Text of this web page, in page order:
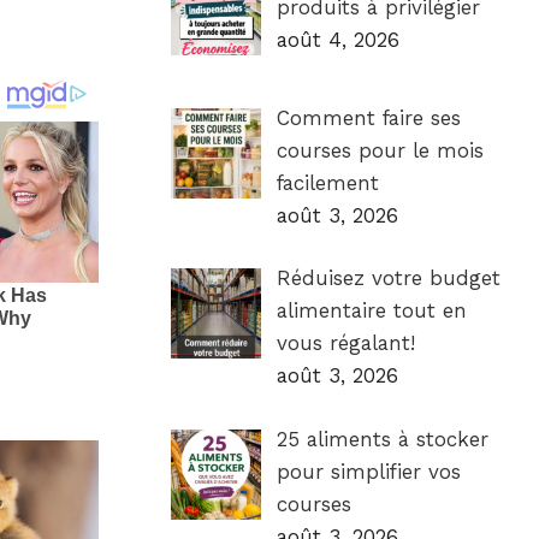
produits à privilégier
août 4, 2026
Comment faire ses
courses pour le mois
facilement
août 3, 2026
Réduisez votre budget
alimentaire tout en
vous régalant!
août 3, 2026
25 aliments à stocker
pour simplifier vos
courses